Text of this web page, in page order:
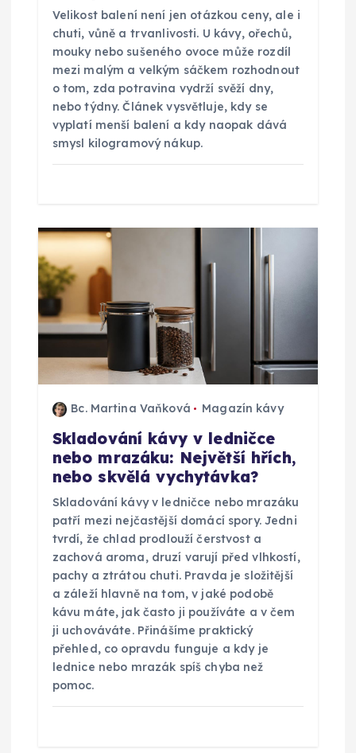
k
Velikost balení není jen otázkou ceny, ale i
chuti, vůně a trvanlivosti. U kávy, ořechů,
mouky nebo sušeného ovoce může rozdíl
mezi malým a velkým sáčkem rozhodnout
o tom, zda potravina vydrží svěží dny,
nebo týdny. Článek vysvětluje, kdy se
vyplatí menší balení a kdy naopak dává
smysl kilogramový nákup.
Bc. Martina Vaňková Magazín kávy
Skladování kávy v ledničce
nebo mrazáku: Největší hřích,
nebo skvělá vychytávka?
Skladování kávy v ledničce nebo mrazáku
patří mezi nejčastější domácí spory. Jedni
tvrdí, že chlad prodlouží čerstvost a
zachová aroma, druzí varují před vlhkostí,
pachy a ztrátou chuti. Pravda je složitější
a záleží hlavně na tom, v jaké podobě
kávu máte, jak často ji používáte a v čem
ji uchováváte. Přinášíme praktický
přehled, co opravdu funguje a kdy je
lednice nebo mrazák spíš chyba než
pomoc.